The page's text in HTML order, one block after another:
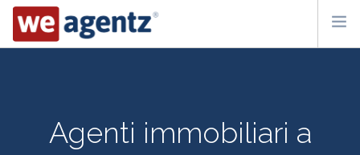
CONTACT USAgenti immobiliari a